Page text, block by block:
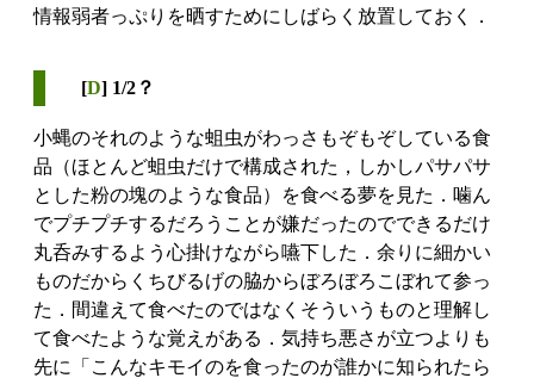
情報弱者っぷりを晒すためにしばらく放置しておく．
[D] 1/2？
小蝿のそれのような蛆虫がわっさもぞもぞしている食
品（ほとんど蛆虫だけで構成された，しかしパサパサ
とした粉の塊のような食品）を食べる夢を見た．噛ん
でプチプチするだろうことが嫌だったのでできるだけ
丸呑みするよう心掛けながら嚥下した．余りに細かい
ものだからくちびるげの脇からぼろぼろこぼれて参っ
た．間違えて食べたのではなくそういうものと理解し
て食べたような覚えがある．気持ち悪さが立つよりも
先に「こんなキモイのを食ったのが誰かに知られたら